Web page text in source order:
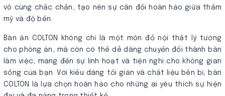
vô cùng chắc chắn, tạo nên sự cân đối hoàn hảo giữa thẩm
mỹ và độ bền.
Bàn ăn COLTON không chỉ là một món đồ nội thất lý tưởng
cho phòng ăn, mà còn có thể dễ dàng chuyển đổi thành bàn
làm việc, mang đến sự linh hoạt và tiện nghi cho không gian
sống của bạn. Với kiểu dáng tối giản và chất liệu bền bỉ, bàn
COLTON là lựa chọn hoàn hảo cho những ai yêu thích sự hiện